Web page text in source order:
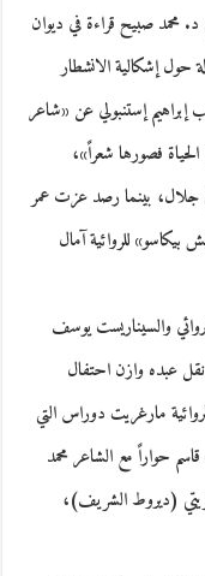
د. محمد صبيح قراءة في ديوان
حول إشكالية الانشطار
إبراهيم إستنبولي عن «شاعر
فصورها شعراً»،
جلال، بينما رصد عزت عمر
بيكاسو» للروائية آمال
والسيناريست يوسف
عبده وازن احتفال
مارغريت دوراس التي
حواراً مع الشاعر محمد
(ديروط الشريف)،